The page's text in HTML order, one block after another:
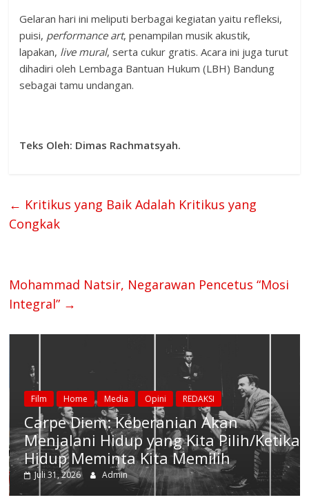
Gelaran hari ini meliputi berbagai kegiatan yaitu refleksi,
puisi, performance art, penampilan musik akustik,
lapakan, live mural, serta cukur gratis. Acara ini juga turut
dihadiri oleh Lembaga Bantuan Hukum (LBH) Bandung
sebagai tamu undangan.
Teks Oleh: Dimas Rachmatsyah.
← Kritikus yang Baik Adalah Kritikus yang
Congkak
Mohammad Natsir, Negarawan Pencetus “Mosi
Integral” →
Film Home Media Opini REDAKSI
Carpe Diem: Keberanian Akan
Menjalani Hidup yang Kita Pilih/Ketika
Hidup Meminta Kita Memilih
Juli 31, 2026 Admin